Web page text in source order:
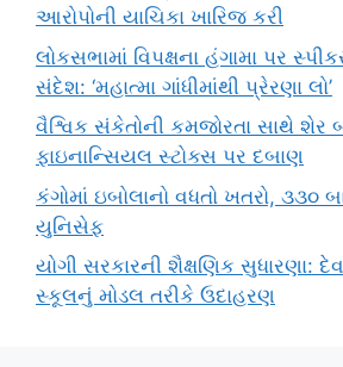
આરોપોની યાચિકા ખારિજ કરી
લોકસભામાં વિપક્ષના હંગામા પર
સંદેશ: ‘મહાત્મા ગાંધીમાંથી પ્રેરણા લો’
વૈશ્વિક સંકેતોની કમજોરતા સાથે શેર
ફાઇનાન્સિયલ સ્ટોક્સ પર દબાણ
કંગોમાં ઇબોલાનો વધતો ખતરો, ૩૩૦
યુનિસેફ
યોગી સરકારની શૈક્ષણિક સુધારણા:
સ્કૂલનું મોડલ તરીકે ઉદાહરણ